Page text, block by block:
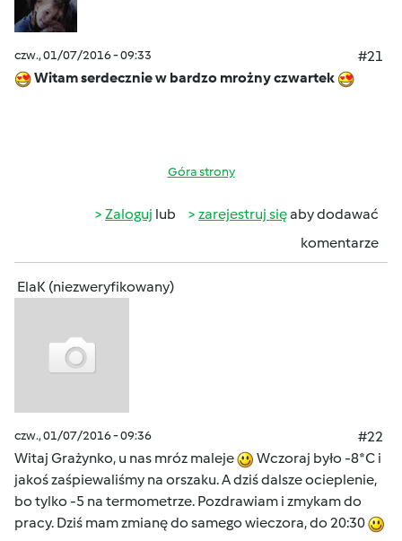
czw., 01/07/2016 - 09:33
#21
Witam serdecznie w bardzo mrożny czwartek
Góra strony
Zaloguj lub zarejestruj sięaby dodawać
komentarze
ElaK (niezweryfikowany)
czw., 01/07/2016 - 09:36
#22
Witaj Grażynko, u nas mróz maleje
Wczoraj było -8*C i
jakoś zaśpiewaliśmy na orszaku. A dziś dalsze ocieplenie,
bo tylko -5 na termometrze. Pozdrawiam i zmykam do
pracy. Dziś mam zmianę do samego wieczora, do 20:30